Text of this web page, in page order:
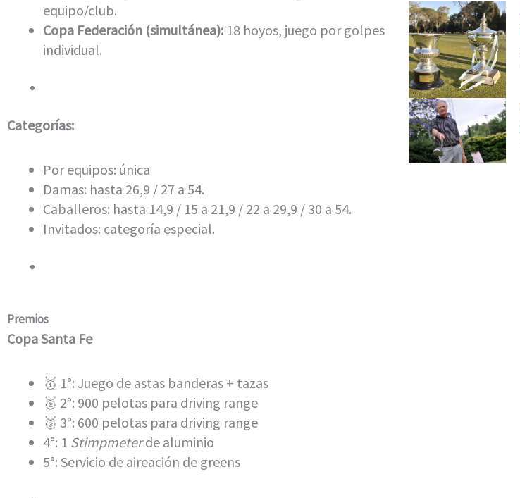
equipo/club.
Copa Federación (simultánea): 18 hoyos, juego por golpes
individual.
Categorías:
Por equipos: única
Damas: hasta 26,9 / 27 a 54.
Caballeros: hasta 14,9 / 15 a 21,9 / 22 a 29,9 / 30 a 54.
Invitados: categoría especial.
Premios
Copa Santa Fe
🥇 1°: Juego de astas banderas + tazas
🥈 2°: 900 pelotas para driving range
🥉 3°: 600 pelotas para driving range
4°: 1 Stimpmeterde aluminio
5°: Servicio de aireación de greens